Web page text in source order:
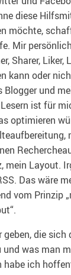
diese
möchte,
Mir
Sharer, Liker,
kann oder
und
ist für
optimieren
mein Layout.
Das wäre
vom Prinzip
geben, die sich
was man
habe ich